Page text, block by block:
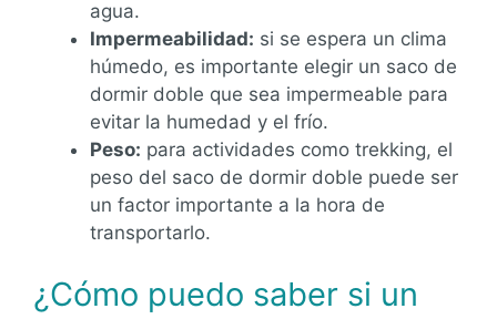
agua.
Impermeabilidad: si se espera un clima
húmedo, es importante elegir un saco de
dormir doble que sea impermeable para
evitar la humedad y el frío.
Peso: para actividades como trekking, el
peso del saco de dormir doble puede ser
un factor importante a la hora de
transportarlo.
¿Cómo puedo saber si un